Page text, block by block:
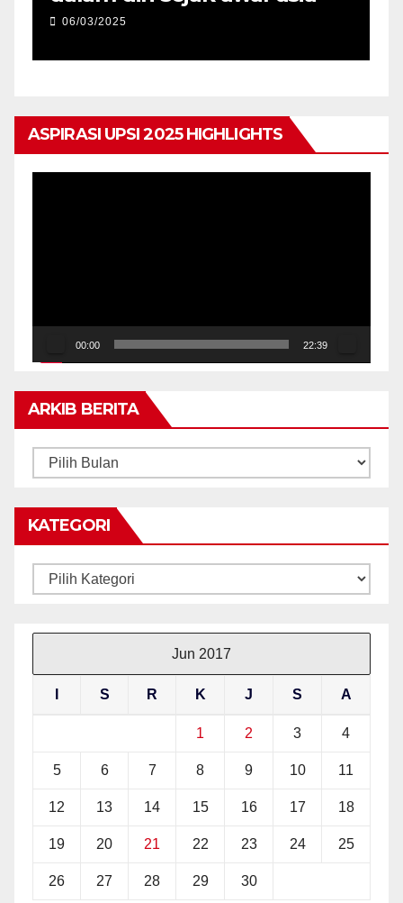
06/03/2025
ASPIRASI UPSI 2025 HIGHLIGHTS
00:00 22:39
ARKIB BERITA
ARKIB
KATEGORI
Kategori
Jun 2017
S R K J S A
1 2 3 4
5 6 7 8 9 10 11
12 13 14 15 16 17 18
19 20 21 22 23 24 25
26 27 28 29 30